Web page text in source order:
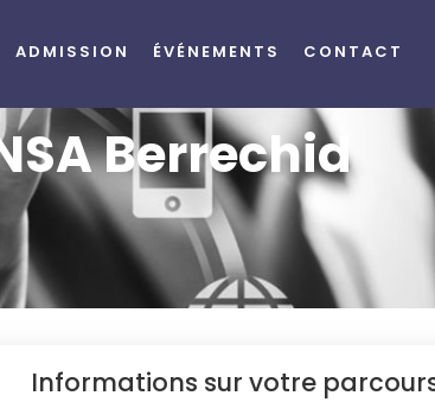
Berrechid
Informations sur votre
ADMISSION ÉVÉNEMENTS CONTACT